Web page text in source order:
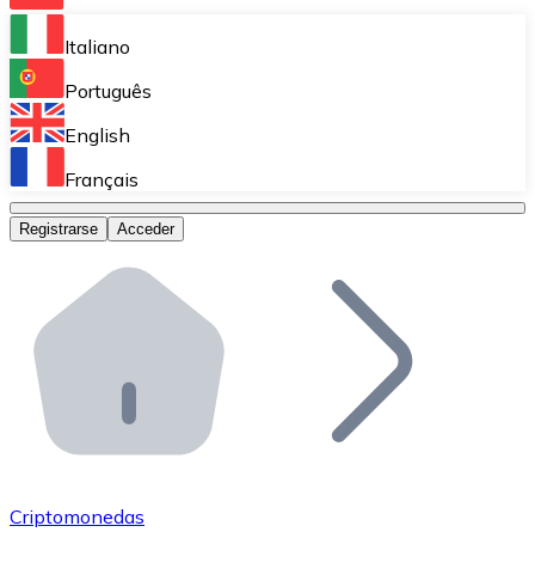
Bitnovo Ramp
Integra nuestra solución en tu plataforma.
Bitnovo Giftcards
Bitnovo OTC
Bitnovo ATM
Integra un ATM Bitnovo en tu negocio y permite que
Bitnovo API
Integra nuestra API en tu ecosistema.
Únete a nuestra red de distribuidores.
Italiano
Português
English
Français
Registrarse Acceder
Criptomonedas